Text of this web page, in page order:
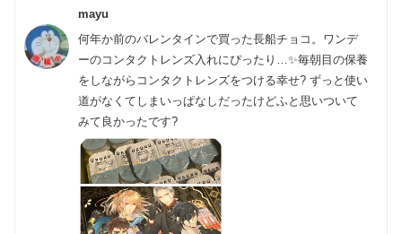
mayu
何年か前のバレンタインで買った長船チョコ。ワンデ
ーのコンタクトレンズ入れにぴったり…✨毎朝目の保養
をしながらコンタクトレンズをつける幸せ? ずっと使い
道がなくてしまいっぱなしだったけどふと思いついて
みて良かったです?